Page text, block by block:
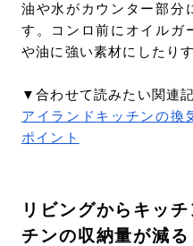
油や水がカウンター部分
す。コンロ前にオイルガ
や油に強い素材にしたり
▼合わせて読みたい関連
アイランドキッチンの換
ポイント
リビングからキッ
チンの収納量が減る